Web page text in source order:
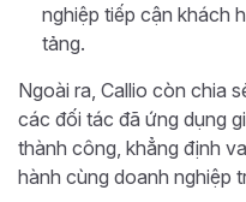
nghiệp tiếp cận khách
tảng.
Ngoài ra, Callio còn chia
các đối tác đã ứng dụng
thành công, khẳng định
hành cùng doanh nghiệp